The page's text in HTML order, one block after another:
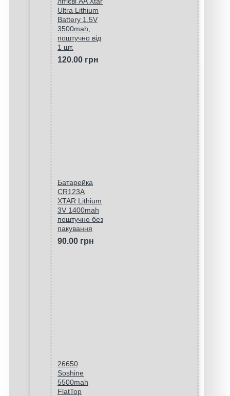
Ultra Lithium
Battery 1.5V
3500mah,
поштучно від
1 шт.
120.00 грн
Батарейка
CR123A
XTAR Lithium
3V 1400mah
поштучно без
пакування
90.00 грн
26650
Soshine
5500mah
FlatTop